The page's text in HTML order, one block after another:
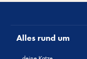
Alles rund um